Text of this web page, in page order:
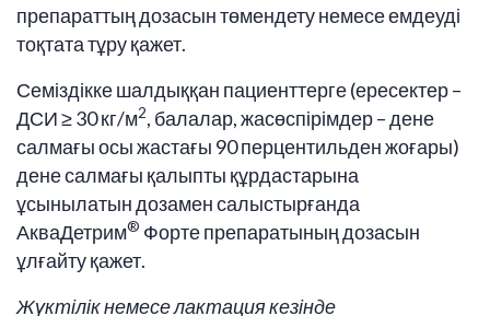
препараттың дозасын төмендету немесе емдеуді
тоқтата тұру қажет.
Семіздікке шалдыққан пациенттерге (ересектер –
ДСИ ≥ 30 кг/м2, балалар, жасөспірімдер – дене
салмағы осы жастағы 90 перцентильден жоғары)
дене салмағы қалыпты құрдастарына
ұсынылатын дозамен салыстырғанда
АкваДетрим® Форте препаратының дозасын
ұлғайту қажет.
Жүктілік немесе лактация кезінде